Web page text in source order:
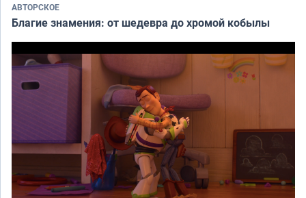
АВТОРСКОЕ
Благие знамения: от шедевра до хромой кобылы